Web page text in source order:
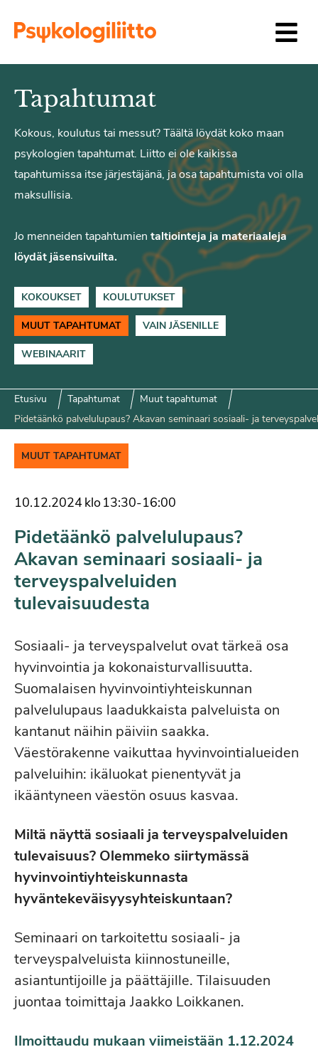
Tapahtumat
Kokous, koulutus tai messut? Täältä löydät koko maan
psykologien tapahtumat. Liitto ei ole kaikissa
tapahtumissa itse järjestäjänä, ja osa tapahtumista voi olla
maksullisia.
Jo menneiden tapahtumien taltiointeja ja materiaaleja
löydät jäsensivuilta.
KOKOUKSET KOULUTUKSET
MUUT TAPAHTUMAT VAIN JÄSENILLE
WEBINAARIT
Etusivu Tapahtumat
Muut tapahtumat
Pidetäänkö palvelulupaus? Akavan seminaari sosiaali- ja
MUUT TAPAHTUMAT
10.12.2024klo13:30-16:00
Pidetäänkö palvelulupaus?
Akavan seminaari sosiaali- ja
terveyspalveluiden
tulevaisuudesta
Sosiaali- ja terveyspalvelut ovat tärkeä osa
hyvinvointia ja kokonaisturvallisuutta.
Suomalaisen hyvinvointiyhteiskunnan
palvelulupaus laadukkaista palveluista on
kantanut näihin päiviin saakka.
Väestörakenne vaikuttaa hyvinvointialueiden
palveluihin: ikäluokat pienentyvät ja
ikääntyneen väestön osuus kasvaa.
Miltä näyttä sosiaali ja terveyspalveluiden
tulevaisuus? Olemmeko siirtymässä
hyvinvointiyhteiskunnasta
hyväntekeväisyysyhteiskuntaan?
Seminaari on tarkoitettu sosiaali- ja
terveyspalveluista kiinnostuneille,
asiantuntijoille ja päättäjille. Tilaisuuden
juontaa toimittaja Jaakko Loikkanen.
Ilmoittaudu mukaan viimeistään 1.12.2024